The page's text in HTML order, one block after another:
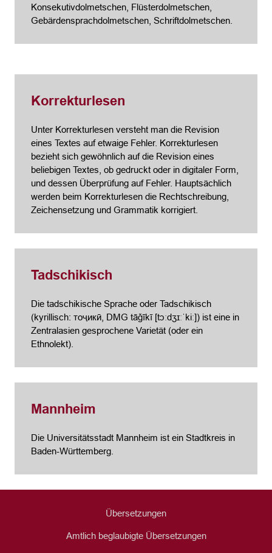
Konsekutivdolmetschen, Flüsterdolmetschen,
Gebärdensprachdolmetschen, Schriftdolmetschen.
Korrekturlesen
Unter Korrekturlesen versteht man die Revision
eines Textes auf etwaige Fehler. Korrekturlesen
bezieht sich gewöhnlich auf die Revision eines
beliebigen Textes, ob gedruckt oder in digitaler Form,
und dessen Überprüfung auf Fehler. Hauptsächlich
werden beim Korrekturlesen die Rechtschreibung,
Zeichensetzung und Grammatik korrigiert.
Tadschikisch
Die tadschikische Sprache oder Tadschikisch
(kyrillisch: тоҷикӣ, DMG tāǧīkī [tɔːdʒɪːˈkiː]) ist eine in
Zentralasien gesprochene Varietät (oder ein
Ethnolekt).
Mannheim
Die Universitätsstadt Mannheim ist ein Stadtkreis in
Baden-Württemberg.
Übersetzungen
Amtlich beglaubigte Übersetzungen